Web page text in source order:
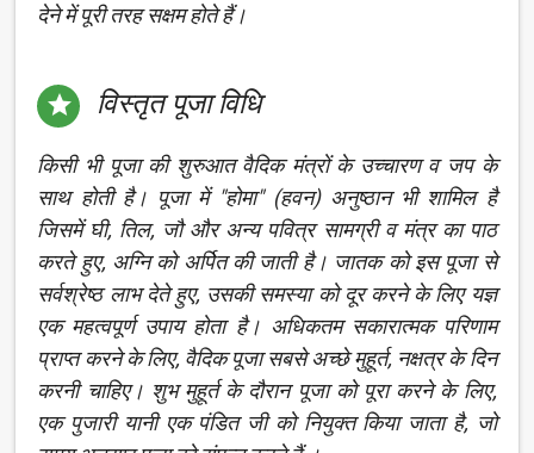
देने में पूरी तरह सक्षम होते हैं।
 विस्तृत पूजा विधि
किसी भी पूजा की शुरुआत वैदिक मंत्रों के उच्चारण व जप के
साथ होती है। पूजा में "होमा" (हवन) अनुष्ठान भी शामिल है
जिसमें घी, तिल, जौ और अन्य पवित्र सामग्री व मंत्र का पाठ
करते हुए, अग्नि को अर्पित की जाती है। जातक को इस पूजा से
सर्वश्रेष्ठ लाभ देते हुए, उसकी समस्या को दूर करने के लिए यज्ञ
एक महत्वपूर्ण उपाय होता है। अधिकतम सकारात्मक परिणाम
प्राप्त करने के लिए, वैदिक पूजा सबसे अच्छे मुहूर्त, नक्षत्र के दिन
करनी चाहिए। शुभ मुहूर्त के दौरान पूजा को पूरा करने के लिए,
एक पुजारी यानी एक पंडित जी को नियुक्त किया जाता है, जो